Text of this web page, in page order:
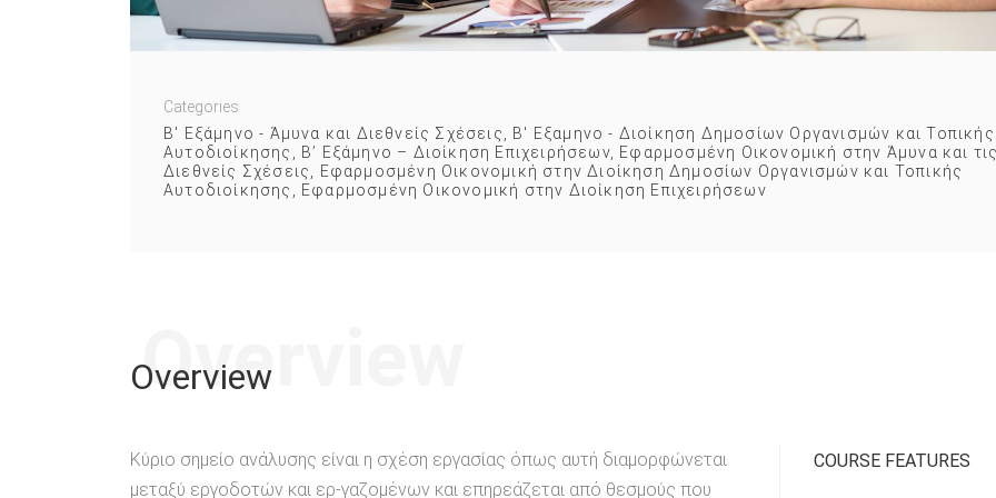
Categories
Β' Εξάμηνο - Άμυνα και Διεθνείς Σχέσεις
Β' Εξαμηνο - Διοίκηση Δημοσίων Οργανισμών και Τοπικής
Αυτοδιοίκησης
Β’ Εξάμηνο – Διοίκηση Επιχειρήσεων,
Εφαρμοσμένη Οικονομική στην Άμυνα και
Διεθνείς Σχέσεις
Εφαρμοσμένη Οικονομική στην Διοίκηση Δημοσίων Οργανισμών και Τοπικής
Αυτοδιοίκησης
Εφαρμοσμένη Οικονομική στην Διοίκηση Επιχειρήσεων
Overview
Overview
Κύριο σημείο ανάλυσης είναι η σχέση εργασίας όπως αυτή διαμορφώνεται
μεταξύ εργοδοτών και ερ-γαζομένων και επηρεάζεται από θεσμούς που
COURSE FEATURES